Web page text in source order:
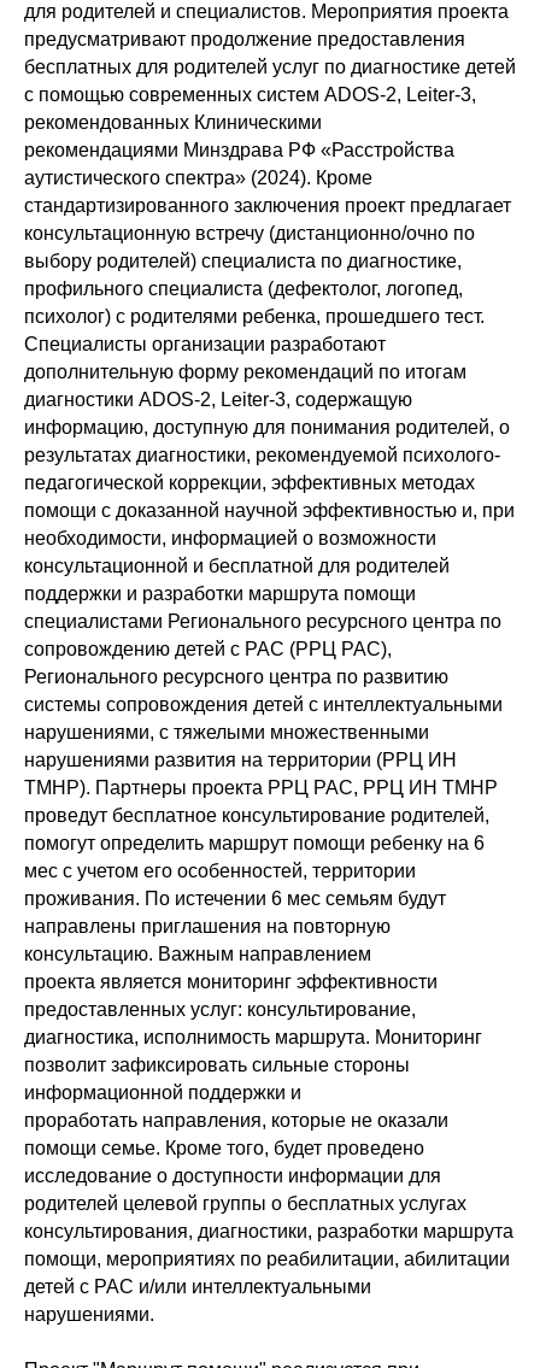
для родителей и специалистов. Мероприятия проекта
предусматривают продолжение предоставления
бесплатных для родителей услуг по диагностике детей
с помощью современных систем ADOS-2, Leiter-3,
рекомендованных Клиническими
рекомендациями Минздрава РФ «Расстройства
аутистического спектра» (2024). Кроме
стандартизированного заключения проект предлагает
консультационную встречу (дистанционно/очно по
выбору родителей) специалиста по диагностике,
профильного специалиста (дефектолог, логопед,
психолог) с родителями ребенка, прошедшего тест.
Специалисты организации разработают
дополнительную форму рекомендаций по итогам
диагностики ADOS-2, Leiter-3, содержащую
информацию, доступную для понимания родителей, о
результатах диагностики, рекомендуемой психолого-
педагогической коррекции, эффективных методах
помощи с доказанной научной эффективностью и, при
необходимости, информацией о возможности
консультационной и бесплатной для родителей
поддержки и разработки маршрута помощи
специалистами Регионального ресурсного центра по
сопровождению детей с РАС (РРЦ РАС),
Регионального ресурсного центра по развитию
системы сопровождения детей с интеллектуальными
нарушениями, с тяжелыми множественными
нарушениями развития на территории (РРЦ ИН
ТМНР). Партнеры проекта РРЦ РАС, РРЦ ИН ТМНР
проведут бесплатное консультирование родителей,
помогут определить маршрут помощи ребенку на 6
мес с учетом его особенностей, территории
проживания. По истечении 6 мес семьям будут
направлены приглашения на повторную
консультацию. Важным направлением
проекта является мониторинг эффективности
предоставленных услуг: консультирование,
диагностика, исполнимость маршрута. Мониторинг
позволит зафиксировать сильные стороны
информационной поддержки и
проработать направления, которые не оказали
помощи семье. Кроме того, будет проведено
исследование о доступности информации для
родителей целевой группы о бесплатных услугах
консультирования, диагностики, разработки маршрута
помощи, мероприятиях по реабилитации, абилитации
детей с РАС и/или интеллектуальными
нарушениями.